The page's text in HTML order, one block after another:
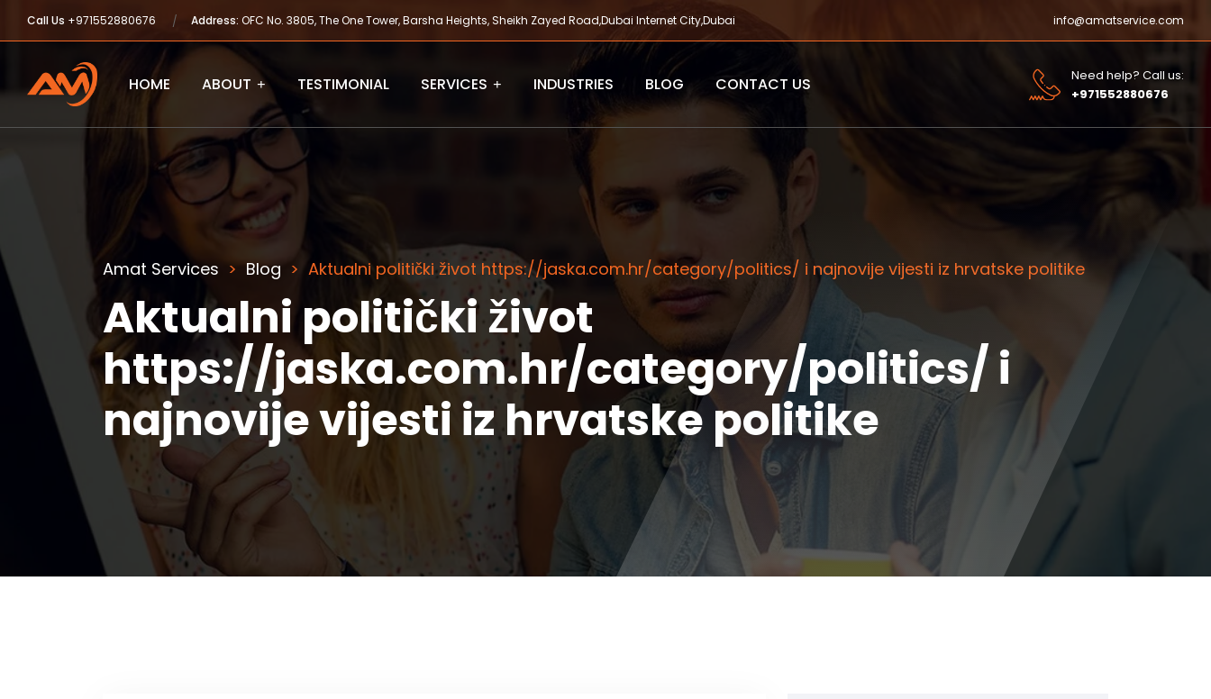
Call Us +971552880676 Address: OFC No. 3805, The One Tower, Barsha Heights, Sheikh Zayed Road,Dubai Internet City,Dubai info@amatservice.com
HOME ABOUT TESTIMONIAL SERVICES INDUSTRIES BLOG CONTACT US
Need help? Call us:
+971552880676
Amat Services Blog Aktualni politički život https://jaska.com.hr/category/politics/ i najnovije vijesti iz hrvatske politike
Aktualni politički život
https://jaska.com.hr/category/politics/ i
najnovije vijesti iz hrvatske politike